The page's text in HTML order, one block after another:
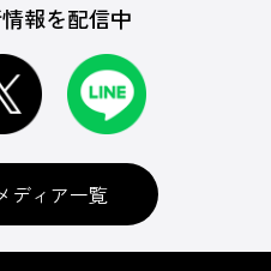
報を配信中
ディア一覧